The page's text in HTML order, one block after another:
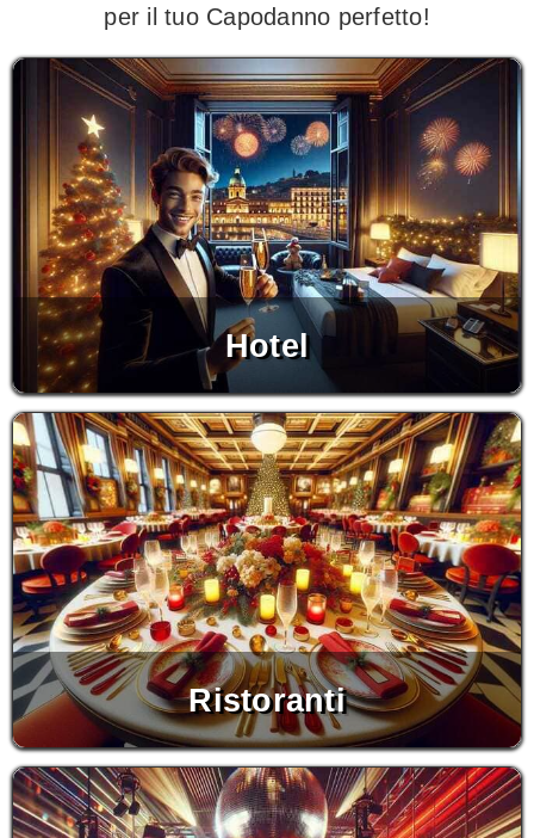
per il tuo Capodanno perfetto!
Hotel
Ristoranti